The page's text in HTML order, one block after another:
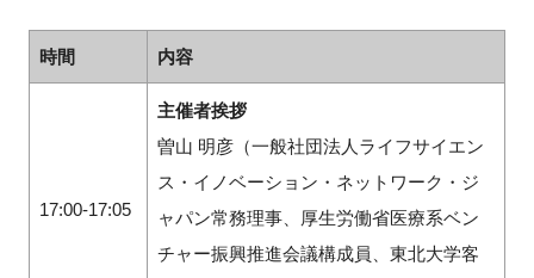
時間 内容
17:00-17:05
主催者挨拶
曽山 明彦（一般社団法人ライフサイエン
ス・イノベーション・ネットワーク・ジ
ャパン常務理事、厚生労働省医療系ベン
チャー振興推進会議構成員、東北大学客